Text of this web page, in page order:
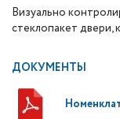
Визуально
стеклопакет двери,
ДОКУМЕНТЫ